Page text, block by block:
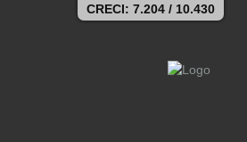
CRECI: 7.204 / 10.430